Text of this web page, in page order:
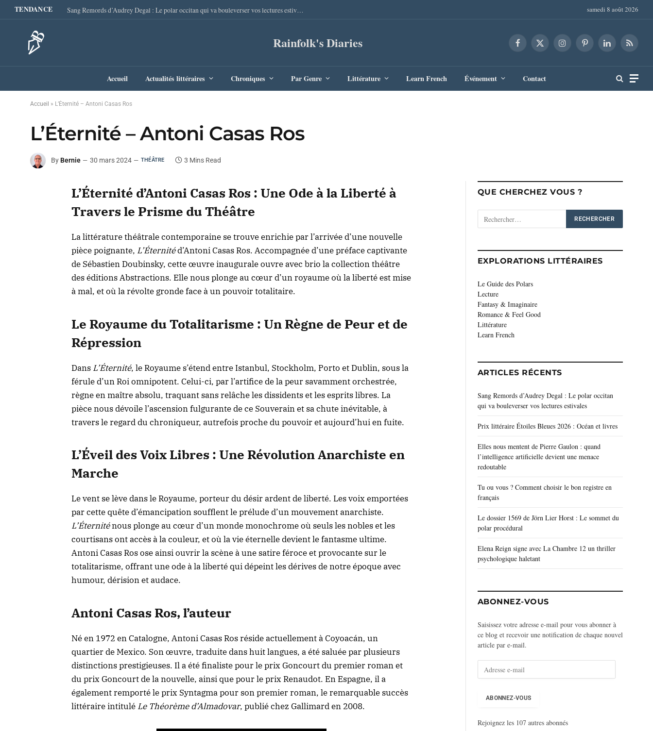
TENDANCE Sang Remords d’Audrey Degal : Le polar occitan qui va bouleverser vos lectures estivales samedi 8 août 2026
Rainfolk's Diaries Facebook
X
InstagramPinterestLinkedInRSS
Accueil Actualités littéraires Chroniques Par Genre Littérature Learn French Événement Contact
Accueil » L’Éternité – Antoni Casas Ros
L’Éternité – Antoni Casas Ros
By Bernie 30 mars 2024 THÉÂTRE 3 Mins Read
L’Éternité d’Antoni Casas Ros : Une Ode à la Liberté à
Travers le Prisme du Théâtre
La littérature théâtrale contemporaine se trouve enrichie par l’arrivée d’une nouvelle
pièce poignante, L’Éternitéd’Antoni Casas Ros. Accompagnée d’une préface captivante
de Sébastien Doubinsky, cette œuvre inaugurale ouvre avec brio la collection théâtre
des éditions Abstractions. Elle nous plonge au cœur d’un royaume où la liberté est mise
à mal, et où la révolte gronde face à un pouvoir totalitaire.
Le Royaume du Totalitarisme : Un Règne de Peur et de
Répression
Dans L’Éternité, le Royaume s’étend entre Istanbul, Stockholm, Porto et Dublin, sous la
férule d’un Roi omnipotent. Celui-ci, par l’artifice de la peur savamment orchestrée,
règne en maître absolu, traquant sans relâche les dissidents et les esprits libres. La
pièce nous dévoile l’ascension fulgurante de ce Souverain et sa chute inévitable, à
travers le regard du chroniqueur, autrefois proche du pouvoir et aujourd’hui en fuite.
L’Éveil des Voix Libres : Une Révolution Anarchiste en
Marche
Le vent se lève dans le Royaume, porteur du désir ardent de liberté. Les voix emportées
par cette quête d’émancipation soufflent le prélude d’un mouvement anarchiste.
L’Éterniténous plonge au cœur d’un monde monochrome où seuls les nobles et les
courtisans ont accès à la couleur, et où la vie éternelle devient le fantasme ultime.
Antoni Casas Ros ose ainsi ouvrir la scène à une satire féroce et provocante sur le
totalitarisme, offrant une ode à la liberté qui dépeint les dérives de notre époque avec
humour, dérision et audace.
Antoni Casas Ros, l’auteur
Né en 1972 en Catalogne, Antoni Casas Ros réside actuellement à Coyoacán, un
quartier de Mexico. Son œuvre, traduite dans huit langues, a été saluée par plusieurs
distinctions prestigieuses. Il a été finaliste pour le prix Goncourt du premier roman et
du prix Goncourt de la nouvelle, ainsi que pour le prix Renaudot. En Espagne, il a
également remporté le prix Syntagma pour son premier roman, le remarquable succès
littéraire intitulé Le Théorème d’Almadovar, publié chez Gallimard en 2008.
QUE CHERCHEZ VOUS ?
EXPLORATIONS LITTÉRAIRES
Le Guide des Polars
Lecture
Fantasy & Imaginaire
Romance & Feel Good
Littérature
Learn French
ARTICLES RÉCENTS
Sang Remords d’Audrey Degal : Le polar occitan
qui va bouleverser vos lectures estivales
Prix littéraire Étoiles Bleues 2026 : Océan et livres
Elles nous mentent de Pierre Gaulon : quand
l’intelligence artificielle devient une menace
redoutable
Tu ou vous ? Comment choisir le bon registre en
français
Le dossier 1569 de Jörn Lier Horst : Le sommet du
polar procédural
Elena Reign signe avec La Chambre 12 un thriller
psychologique haletant
ABONNEZ-VOUS
Saisissez votre adresse e-mail pour vous abonner à
ce blog et recevoir une notification de chaque nouvel
article par e-mail.
e
ABONNEZ-VOUS
Rejoignez les 107 autres abonnés